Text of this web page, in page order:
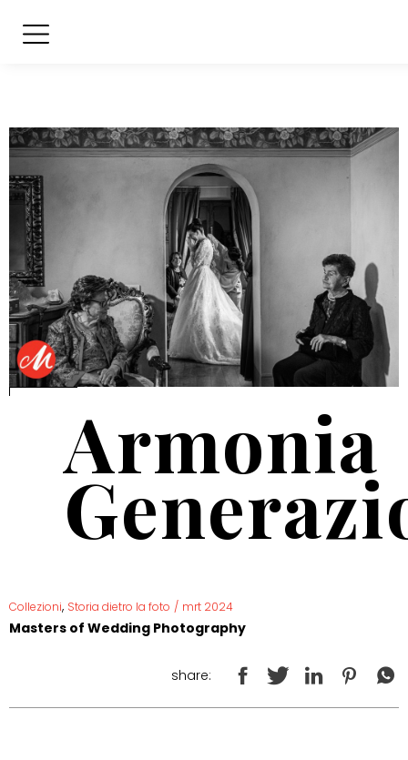
Armonia
Collezioni, Storia dietro la foto / mrt 2024
Masters of Wedding Photography
share: